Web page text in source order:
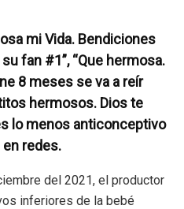
mi Vida. Bendiciones
fan #1”, “Que hermosa.
8 meses se va a reír
hermosos. Dios te
lo menos anticonceptivo
redes.
del 2021, el productor
inferiores de la bebé